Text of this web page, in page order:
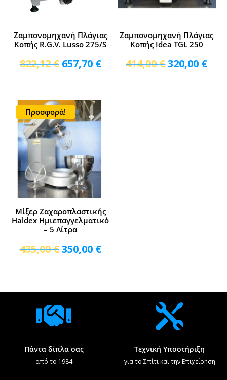
Ζαμπονομηχανή Πλάγιας
Κοπής R.G.V. Lusso 275/S
822,12€ Original
822,12 €.
657,70 €Η
είναι:
657,70 €.
Ζαμπονομηχανή Πλάγιας
Κοπής Idea TGL 250
414,00€Original
320,00 €Η
Προσφορά!
Μίξερ Ζαχαροπλαστικής
Haldex Ημιεπαγγελματικό
– 5 Λίτρα
435,00€Original
350,00 €Η

Πάντα δίπλα σας
από το 1984

Τεχνική Υποστήριξη
για το Σπίτι και την Επιχείρηση